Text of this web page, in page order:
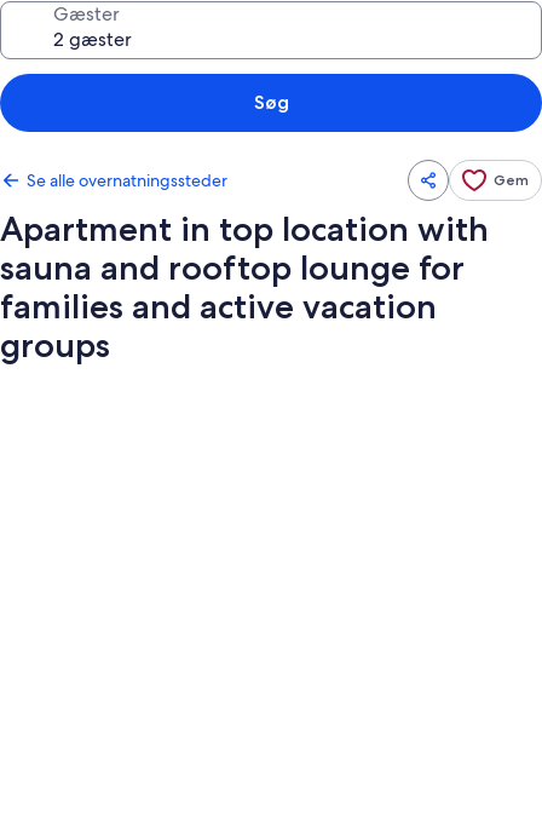
Gæster
Søg
Se alle overnatningssteder Gem
Apartment in top location with
sauna and rooftop lounge for
families and active vacation
groups